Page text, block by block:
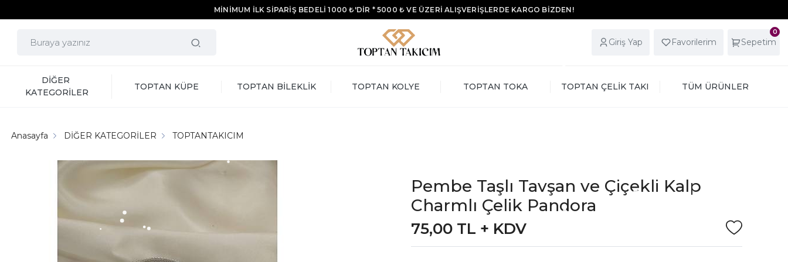
MİNİMUM İLK SİPARİŞ BEDELİ 1000 ₺'DİR * 5000 ₺ VE ÜZERİ ALIŞVERİŞLERDE KARGO BİZDEN!
Giriş Yap Favorilerim
0
Sepetim
DİĞER
KATEGORİLER
TOPTAN KÜPE TOPTAN BİLEKLİK TOPTAN KOLYE TOPTAN TOKA TOPTAN ÇELİK TAKI TÜM ÜRÜNLER
Anasayfa DİĞER KATEGORİLER TOPTANTAKICIM
Pembe Taşlı Tavşan ve Çiçekli Kalp
Charmlı Çelik Pandora
75,00 TL + KDV